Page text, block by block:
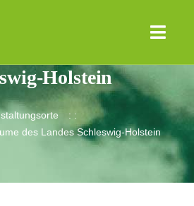
Räume des
Holstein
des Landes Schleswig-Holstein